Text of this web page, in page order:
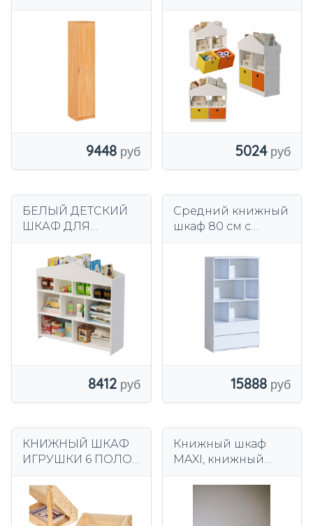
гостиной
9448
ПЕРЕГОРОДКИ
ШКАФ ДЛЯ КНИГ
БЕЛЫЙ ЛОФТ 64
СМ
5024
БЕЛЫЙ ДЕТСКИЙ
ШКАФ ДЛЯ
АКСЕССУАРЫ ДЛЯ
КНИГ, 9
ОТДЕЛЕНИЙ
8412
Средний книжный
шкаф 80 см с
книгами,
детской мебелью
АРКАДО
15888
КНИЖНЫЙ ШКАФ
ИГРУШКИ 6 ПОЛОК
ДЕТЕЙ
ОРГАНИЗАТОР
ДИСПЛЕЯ
Книжный шкаф
MAXI, книжный
tupti.дерев.